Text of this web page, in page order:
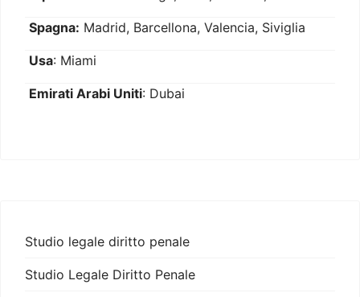
Spagna: Madrid, Barcellona, Valencia, Siviglia
Usa: Miami
Emirati Arabi Uniti: Dubai
Studio legale diritto penale
Studio Legale Diritto Penale